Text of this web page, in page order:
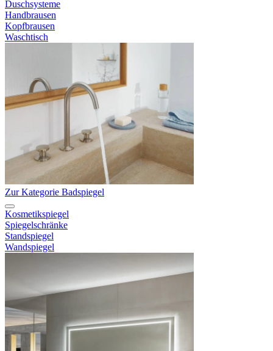
Duschsysteme
Handbrausen
Kopfbrausen
Waschtisch
Zur Kategorie Badspiegel
Kosmetikspiegel
Spiegelschränke
Standspiegel
Wandspiegel